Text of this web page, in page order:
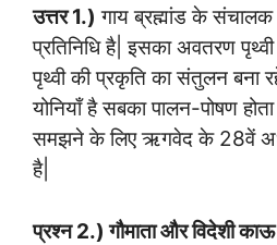
उत्तर 1.) गाय ब्रह्मांड के संचालक
प्रतिनिधि है| इसका अवतरण
पृथ्वी की प्रकृति का संतुलन बना
योनियाँ है सबका पालन-पोषण
समझने के लिए ऋगवेद के 28वें
है|
प्रश्न 2.) गौमाता और विदेशी